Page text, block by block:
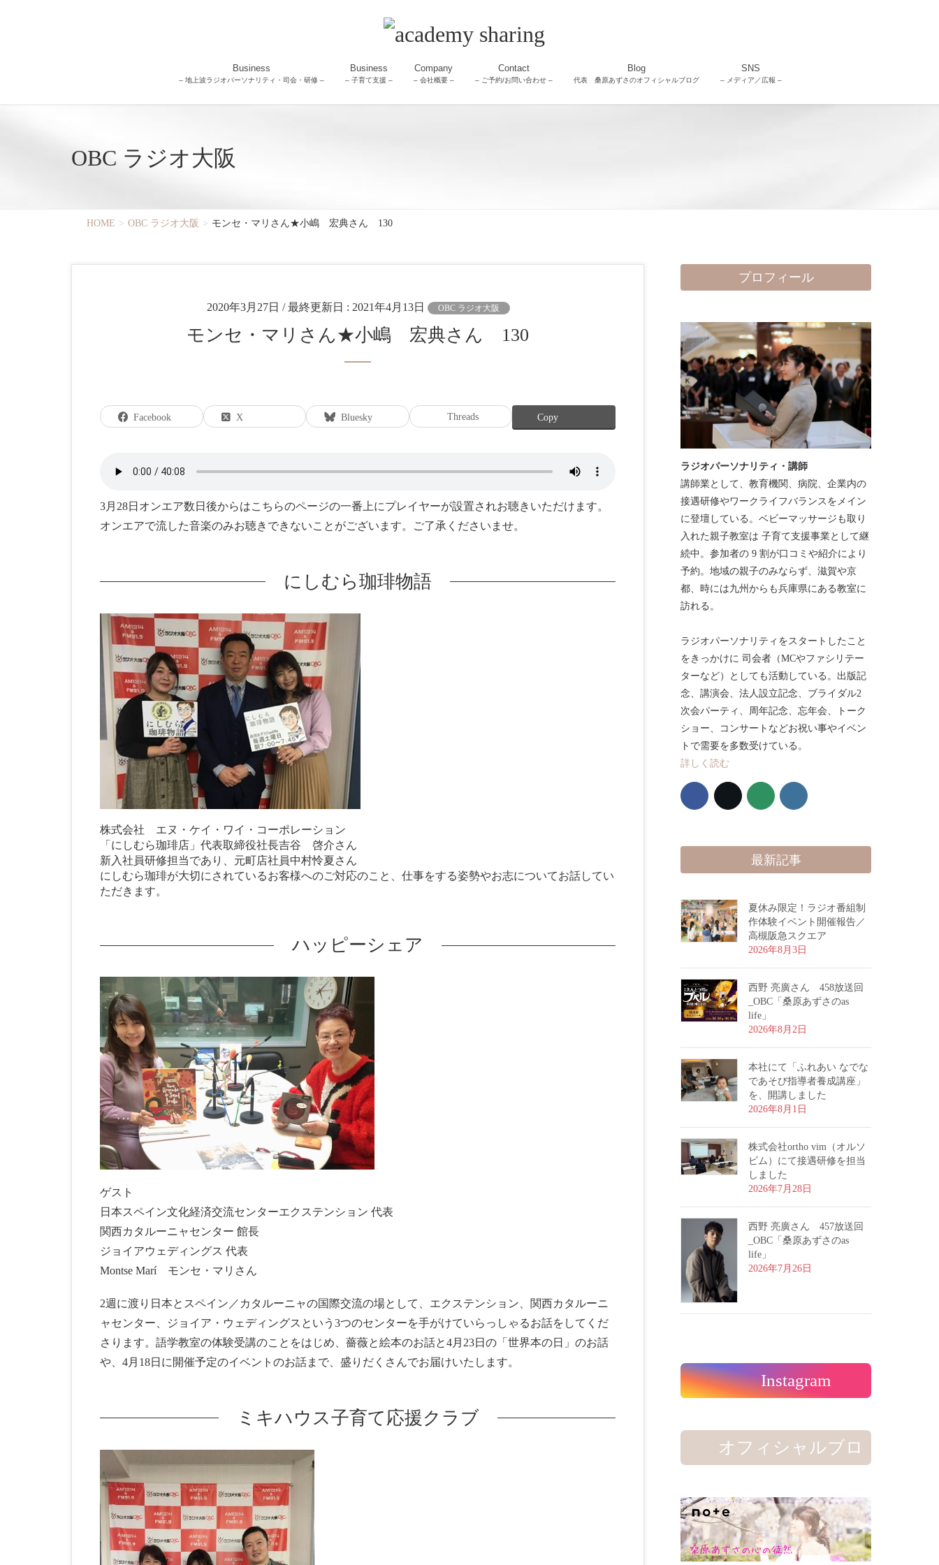
Business
– 地上波ラジオパーソナリティ・司会・研修 –
Business
– 子育て支援 –
Company
– 会社概要 –
Contact
– ご予約/お問い合わせ –
Blog
代表 桑原あずさのオフィシャルブログ
SNS
– メディア／広報 –
OBC ラジオ大阪
HOME OBC ラジオ大阪 モンセ・マリさん★小嶋 宏典さん 130
2020年3月27日 / 最終更新日 : 2021年4月13日 OBC ラジオ大阪
モンセ・マリさん★小嶋 宏典さん 130
Facebook X Bluesky Threads Copy
3月28日オンエア数日後からはこちらのページの一番上にプレイヤーが設置されお聴きいただけます。
オンエアで流した音楽のみお聴きできないことがございます。ご了承くださいませ。
にしむら珈琲物語
株式会社 エヌ・ケイ・ワイ・コーポレーション
「にしむら珈琲店」代表取締役社長吉谷 啓介さん
新入社員研修担当であり、元町店社員中村怜夏さん
にしむら珈琲が大切にされているお客様へのご対応のこと、仕事をする姿勢やお志についてお話してい
ただきます。
ハッピーシェア
ゲスト
日本スペイン文化経済交流センターエクステンション 代表
関西カタルーニャセンター 館長
ジョイアウェディングス 代表
Montse Marí モンセ・マリさん
2週に渡り日本とスペイン／カタルーニャの国際交流の場として、エクステンション、関西カタルーニ
ャセンター、ジョイア・ウェディングスという3つのセンターを手がけていらっしゃるお話をしてくだ
さります。語学教室の体験受講のことをはじめ、薔薇と絵本のお話と4月23日の「世界本の日」のお話
や、4月18日に開催予定のイベントのお話まで、盛りだくさんでお届けいたします。
ミキハウス子育て応援クラブ
プロフィール
ラジオパーソナリティ・講師
講師業として、教育機関、病院、企業内の
接遇研修やワークライフバランスをメイン
に登壇している。ベビーマッサージも取り
入れた親子教室は 子育て支援事業として継
続中。参加者の 9 割が口コミや紹介により
予約。地域の親子のみならず、滋賀や京
都、時には九州からも兵庫県にある教室に
訪れる。
ラジオパーソナリティをスタートしたこと
をきっかけに 司会者（MCやファシリテー
ターなど）としても活動している。出版記
念、講演会、法人設立記念、ブライダル2
次会パーティ、周年記念、忘年会、トーク
ショー、コンサートなどお祝い事やイベン
トで需要を多数受けている。
詳しく読む
最新記事
夏休み限定！ラジオ番組制
作体験イベント開催報告／
高槻阪急スクエア
2026年8月3日
西野 亮廣さん 458放送回
_OBC「桑原あずさのas
life」
2026年8月2日
本社にて「ふれあい なでな
であそび指導者養成講座」
を、開講しました
2026年8月1日
株式会社ortho vim（オルソ
ビム）にて接遇研修を担当
しました
2026年7月28日
西野 亮廣さん 457放送回
_OBC「桑原あずさのas
life」
2026年7月26日
Instagram
オフィシャルブロ